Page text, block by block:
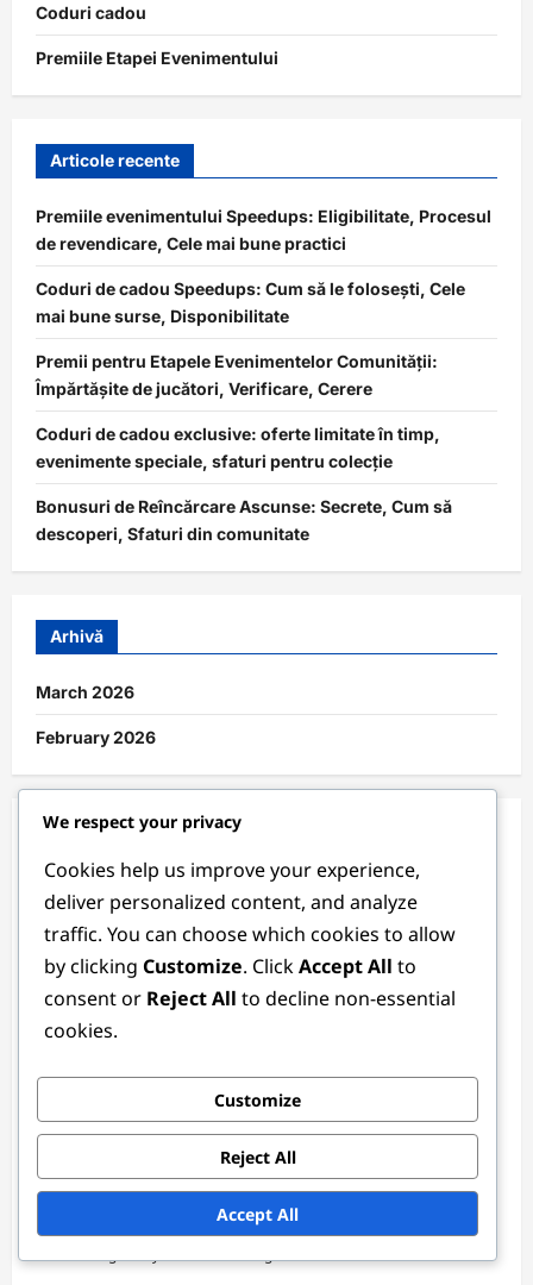
Coduri cadou
Premiile Etapei Evenimentului
Articole recente
Premiile evenimentului Speedups: Eligibilitate, Procesul
de revendicare, Cele mai bune practici
Coduri de cadou Speedups: Cum să le folosești, Cele
mai bune surse, Disponibilitate
Premii pentru Etapele Evenimentelor Comunității:
Împărtășite de jucători, Verificare, Cerere
Coduri de cadou exclusive: oferte limitate în timp,
evenimente speciale, sfaturi pentru colecție
Bonusuri de Reîncărcare Ascunse: Secrete, Cum să
descoperi, Sfaturi din comunitate
Arhivă
March 2026
February 2026
You May Have Missed
Premiile Etapei Evenimentului
Premiile evenimentului Speedups:
Eligibilitate, Procesul de revendicare, Cele
We respect your privacy
Cookies help us improve your experience,
deliver personalized content, and analyze
traffic. You can choose which cookies to allow
by clicking Customize. ClickAccept All to
consent or Reject All to decline non-essential
cookies.
Customize
Reject All
Accept All